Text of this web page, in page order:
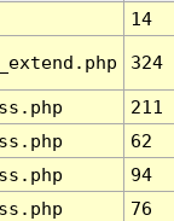
14
324
211
62
94
76